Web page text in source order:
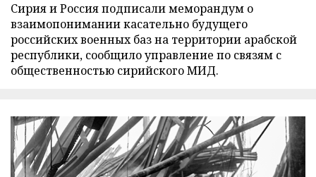
Сирия и Россия подписали меморандум о
взаимопонимании касательно будущего
российских военных баз на территории арабской
республики, сообщило управление по связям с
общественностью сирийского МИД.